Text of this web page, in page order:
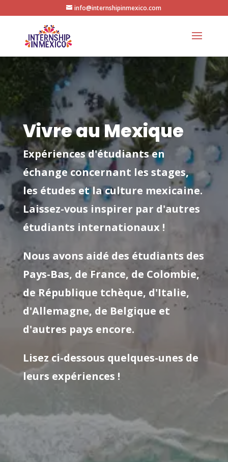
info@internshipinmexico.com
Vivre au Mexique
Expériences d'étudiants en
échange concernant les stages,
les études et la culture mexicaine.
Laissez-vous inspirer par d'autres
étudiants internationaux !
Nous avons aidé des étudiants des
Pays-Bas, de France, de Colombie,
de République tchèque, d'Italie,
d'Allemagne, de Belgique et
d'autres pays encore.
Lisez ci-dessous quelques-unes de
leurs expériences !